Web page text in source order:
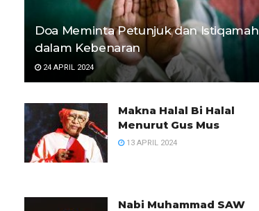
Doa Meminta Petunjuk dan Istiqamah
dalam Kebenaran
24 APRIL 2024
Makna Halal Bi Halal
Menurut Gus Mus
13 APRIL 2024
Nabi Muhammad SAW